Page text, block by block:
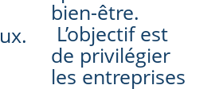
bien-être.
L’objectif est
de privilégier
les entreprises